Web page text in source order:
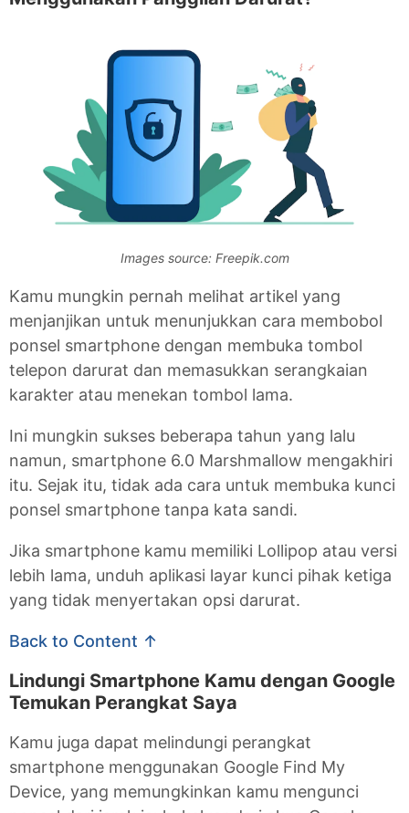
Images source: Freepik.com
Kamu mungkin pernah melihat artikel yang
menjanjikan untuk menunjukkan cara membobol
ponsel smartphone dengan membuka tombol
telepon darurat dan memasukkan serangkaian
karakter atau menekan tombol lama.
Ini mungkin sukses beberapa tahun yang lalu
namun, smartphone 6.0 Marshmallow mengakhiri
itu. Sejak itu, tidak ada cara untuk membuka kunci
ponsel smartphone tanpa kata sandi.
Jika smartphone kamu memiliki Lollipop atau versi
lebih lama, unduh aplikasi layar kunci pihak ketiga
yang tidak menyertakan opsi darurat.
Back to Content ↑
Lindungi Smartphone Kamu dengan Google
Temukan Perangkat Saya
Kamu juga dapat melindungi perangkat
smartphone menggunakan Google Find My
Device, yang memungkinkan kamu mengunci